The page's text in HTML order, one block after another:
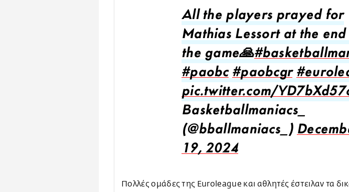
All the players prayed for
Mathias Lessort at the end
the game🙏
#paobc #paobcgr
pic.twitter.com/
Basketballmaniacs_
(@bballmaniacs_)
19, 2024
Πολλές ομάδες της Euroleague και αθλητές έστειλαν τα